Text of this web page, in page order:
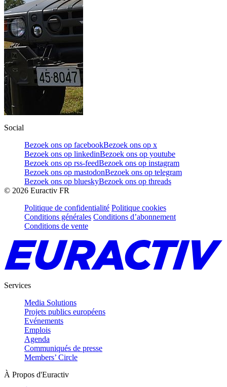
Social
Bezoek ons op facebookBezoek ons op x
Bezoek ons op linkedinBezoek ons op youtube
Bezoek ons op rss-feedBezoek ons op instagram
Bezoek ons op mastodonBezoek ons op telegram
Bezoek ons op blueskyBezoek ons op threads
© 2026 Euractiv FR
Politique de confidentialité Politique cookies
Conditions générales Conditions d’abonnement
Conditions de vente
Services
Media Solutions
Projets publics européens
Evénements
Emplois
Agenda
Communiqués de presse
Members’ Circle
À Propos d'Euractiv